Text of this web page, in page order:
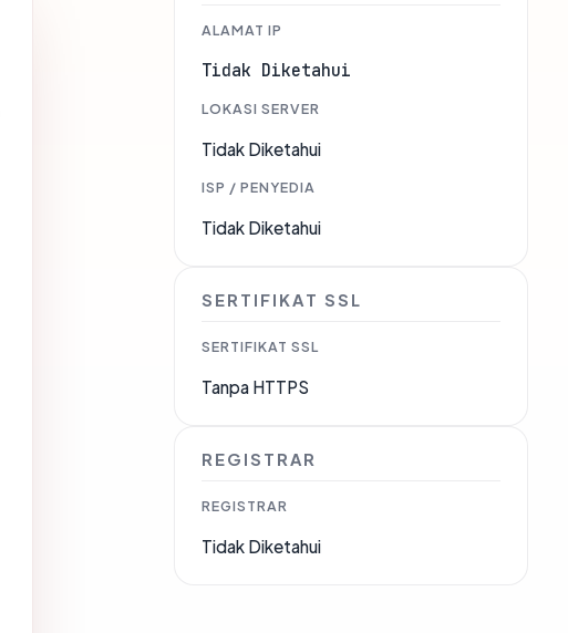
ALAMAT IP
Tidak Diketahui
LOKASI SERVER
Tidak Diketahui
ISP / PENYEDIA
Tidak Diketahui
SERTIFIKAT SSL
SERTIFIKAT SSL
Tanpa HTTPS
REGISTRAR
REGISTRAR
Tidak Diketahui